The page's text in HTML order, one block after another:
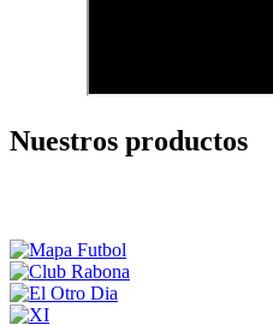
Nuestros productos